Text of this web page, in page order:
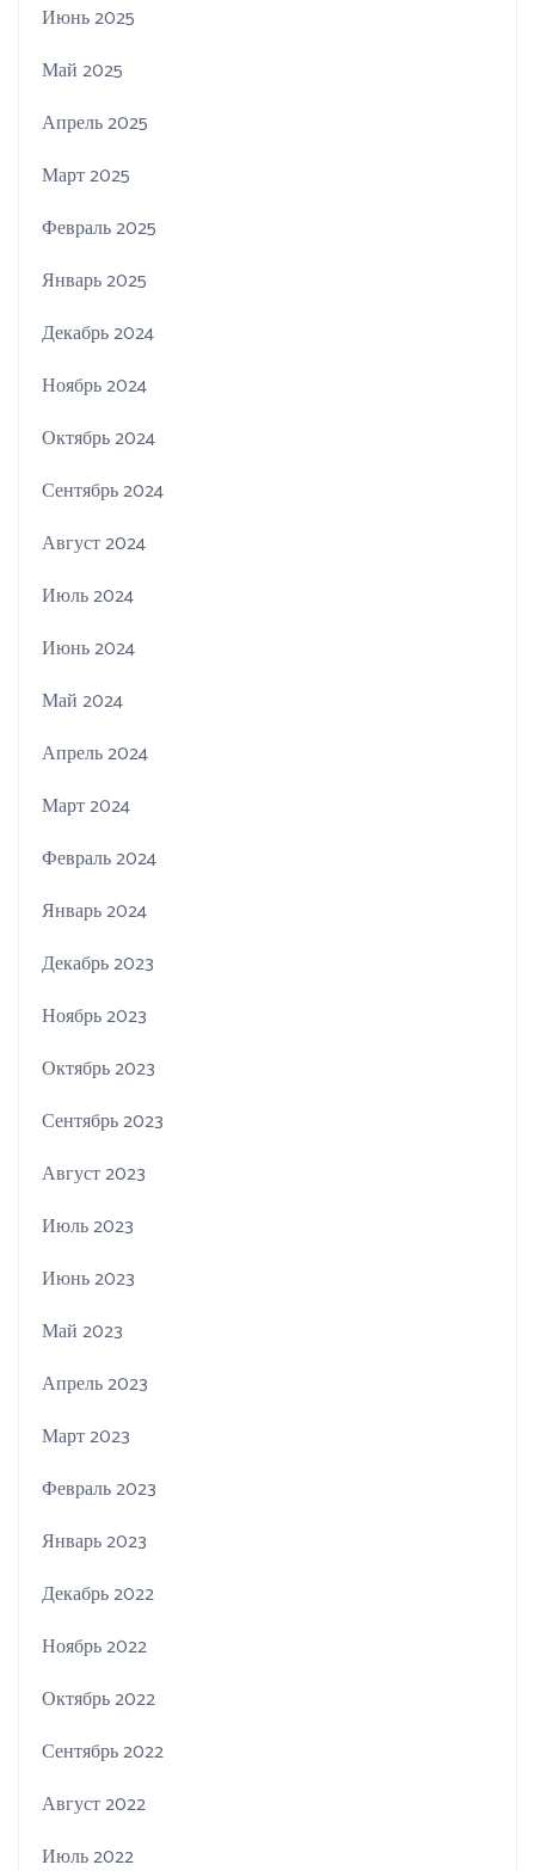
Июнь 2025
Май 2025
Апрель 2025
Март 2025
Февраль 2025
Январь 2025
Декабрь 2024
Ноябрь 2024
Октябрь 2024
Сентябрь 2024
Август 2024
Июль 2024
Июнь 2024
Май 2024
Апрель 2024
Март 2024
Февраль 2024
Январь 2024
Декабрь 2023
Ноябрь 2023
Октябрь 2023
Сентябрь 2023
Август 2023
Июль 2023
Июнь 2023
Май 2023
Апрель 2023
Март 2023
Февраль 2023
Январь 2023
Декабрь 2022
Ноябрь 2022
Октябрь 2022
Сентябрь 2022
Август 2022
Июль 2022